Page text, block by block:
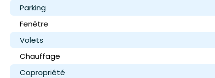
Parking
Fenêtre
Volets
Chauffage
Copropriété